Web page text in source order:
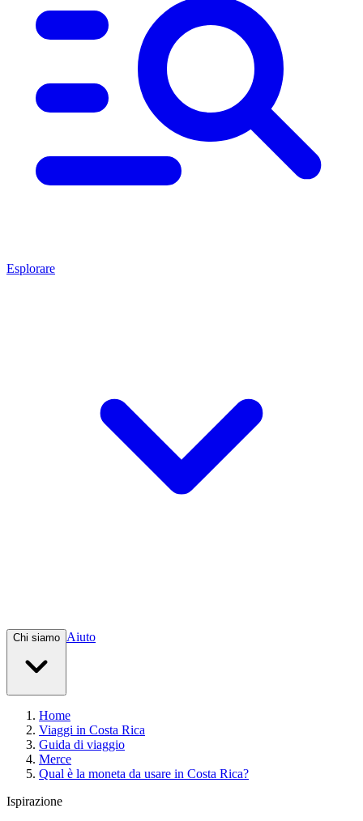
Esplorare
Chi siamo Aiuto
Home
Viaggi in Costa Rica
Guida di viaggio
Merce
Qual è la moneta da usare in Costa Rica?
Ispirazione